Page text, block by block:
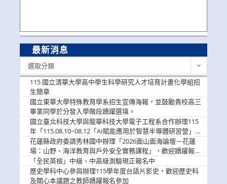
最新消息
選取分類
115 國立清華大學高中學生科學研究人才培育計畫化學組招
生簡章
國立東華大學特殊教育學系招生宣傳海報，並鼓勵貴校高三
畢業同學於分發入學階段踴躍選填。
國立臺北科技大學與龍華科技大學電子工程系合作辦理115
年「115.08.10~08.12「AI賦能應用於智慧半導體研習營」，
歡迎學生踴躍報名參加
花蓮縣政府委請秀林國中辦理「2026面山面海論壇－花蓮
場：山野、海洋教育與戶外安全實務課程」，歡迎踴躍報名
參加
「全民英檢」中級、中高級測驗現正報名中
歷史學科中心參與辦理115學年度台語片影史，歡迎歷史科
及關心本議題之教師踴躍報名參加